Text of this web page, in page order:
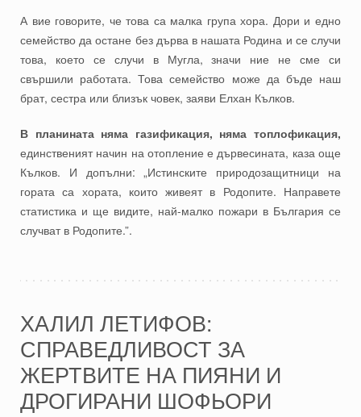
А вие говорите, че това са малка група хора. Дори и едно
семейство да остане без дърва в нашата Родина и се случи
това, което се случи в Мугла, значи ние не сме си
свършили работата. Това семейство може да бъде наш
брат, сестра или близък човек, заяви Елхан Кълков.
В планината няма газификация, няма топлофикация,
единственият начин на отопление е дървесината, каза още
Кълков. И допълни: „Истинските природозащитници на
гората са хората, които живеят в Родопите. Направете
статистика и ще видите, най-малко пожари в България се
случват в Родопите.”.
ХАЛИЛ ЛЕТИФОВ:
СПРАВЕДЛИВОСТ ЗА
ЖЕРТВИТЕ НА ПИЯНИ И
ДРОГИРАНИ ШОФЬОРИ